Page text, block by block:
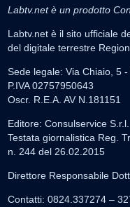
Labtv.net è un prodotto
Labtv.net è il sito ufficiale
del digitale terrestre
Sede legale: Via Chiaio, 5
P.IVA 02757950643
Oscr. R.E.A. AV N.181151
Editore: Consulservice S.r.l.
Testata giornalistica Reg.
n. 244 del 26.02.2015
Direttore Responsabile
Contatti: 0824.337274 –